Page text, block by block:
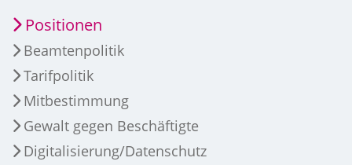
Positionen
Beamtenpolitik
Tarifpolitik
Mitbestimmung
Gewalt gegen Beschäftigte
Digitalisierung/Datenschutz